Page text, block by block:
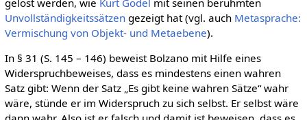
Unvollständigkeitssätzengezeigt hat (vgl. auch Metasprache:
Vermischung von Objekt- und Metaebene).
In § 31 (S. 145 – 146) beweist Bolzano mit Hilfe eines
Widerspruchbeweises, dass es mindestens einen wahren
Satz gibt: Wenn der Satz „Es gibt keine wahren Sätze“ wahr
wäre, stünde er im Widerspruch zu sich selbst. Er selbst wäre